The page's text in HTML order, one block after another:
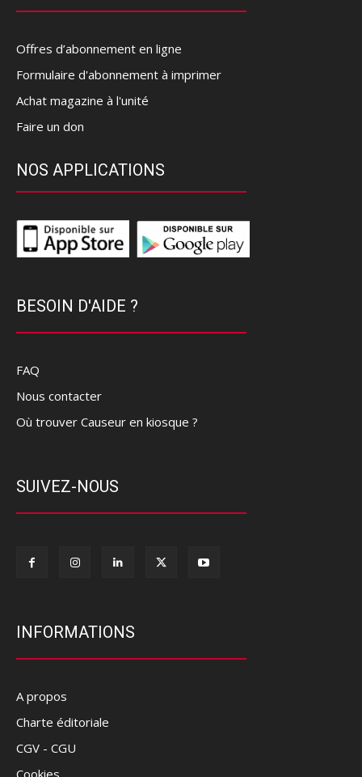
Offres d’abonnement en ligne
Formulaire d'abonnement à imprimer
Achat magazine à l'unité
Faire un don
NOS APPLICATIONS
BESOIN D'AIDE ?
FAQ
Nous contacter
Où trouver Causeur en kiosque ?
SUIVEZ-NOUS
INFORMATIONS
A propos
Charte éditoriale
CGV - CGU